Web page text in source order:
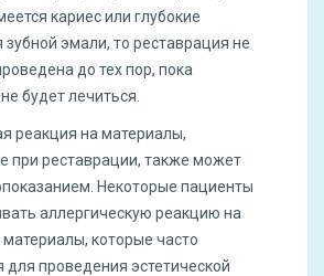
кариес или глубокие
эмали, то реставрация не
до тех пор, пока
будет лечиться.
реакция на материалы,
при реставрации, также может
Некоторые пациенты
аллергическую реакцию на
которые часто
для проведения эстетической